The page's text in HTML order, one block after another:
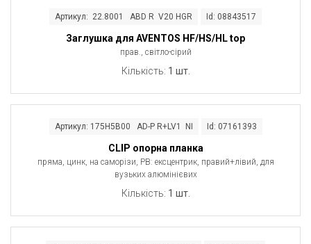
Артикул: 22.8001 ABD R V20 HGR Id: 08843517
Заглушка для AVENTOS HF/HS/HL top
прав., світло-сірий
Кількість: 1 шт.
Артикул: 175H5B00 AD-P R+LV1 NI Id: 07161393
CLIP опорна планка
пряма, цинк, на саморізи, РВ: ексцентрик, правий+лівий, для
вузьких алюмінієвих
Кількість: 1 шт.